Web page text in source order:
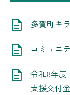
多賀町キ
コミュニ
令和8年
支援交付